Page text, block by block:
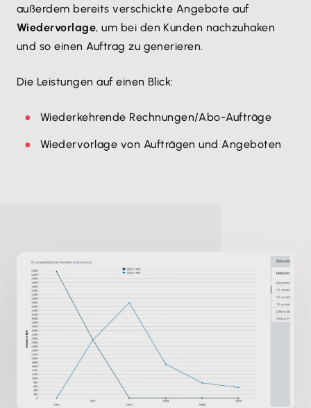
außerdem bereits verschickte Angebote auf
Wiedervorlage, um bei den Kunden nachzuhaken
und so einen Auftrag zu generieren.
Die Leistungen auf einen Blick:
Wiederkehrende Rechnungen/Abo-Aufträge
Wiedervorlage von Aufträgen und Angeboten